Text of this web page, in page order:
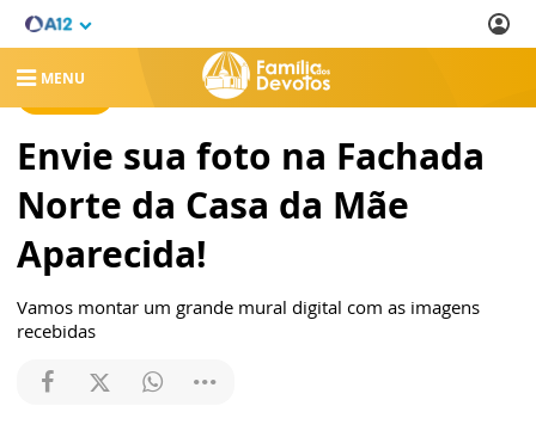
MENU
Envie sua foto na Fachada
Norte da Casa da Mãe
Aparecida!
Vamos montar um grande mural digital com as imagens
recebidas